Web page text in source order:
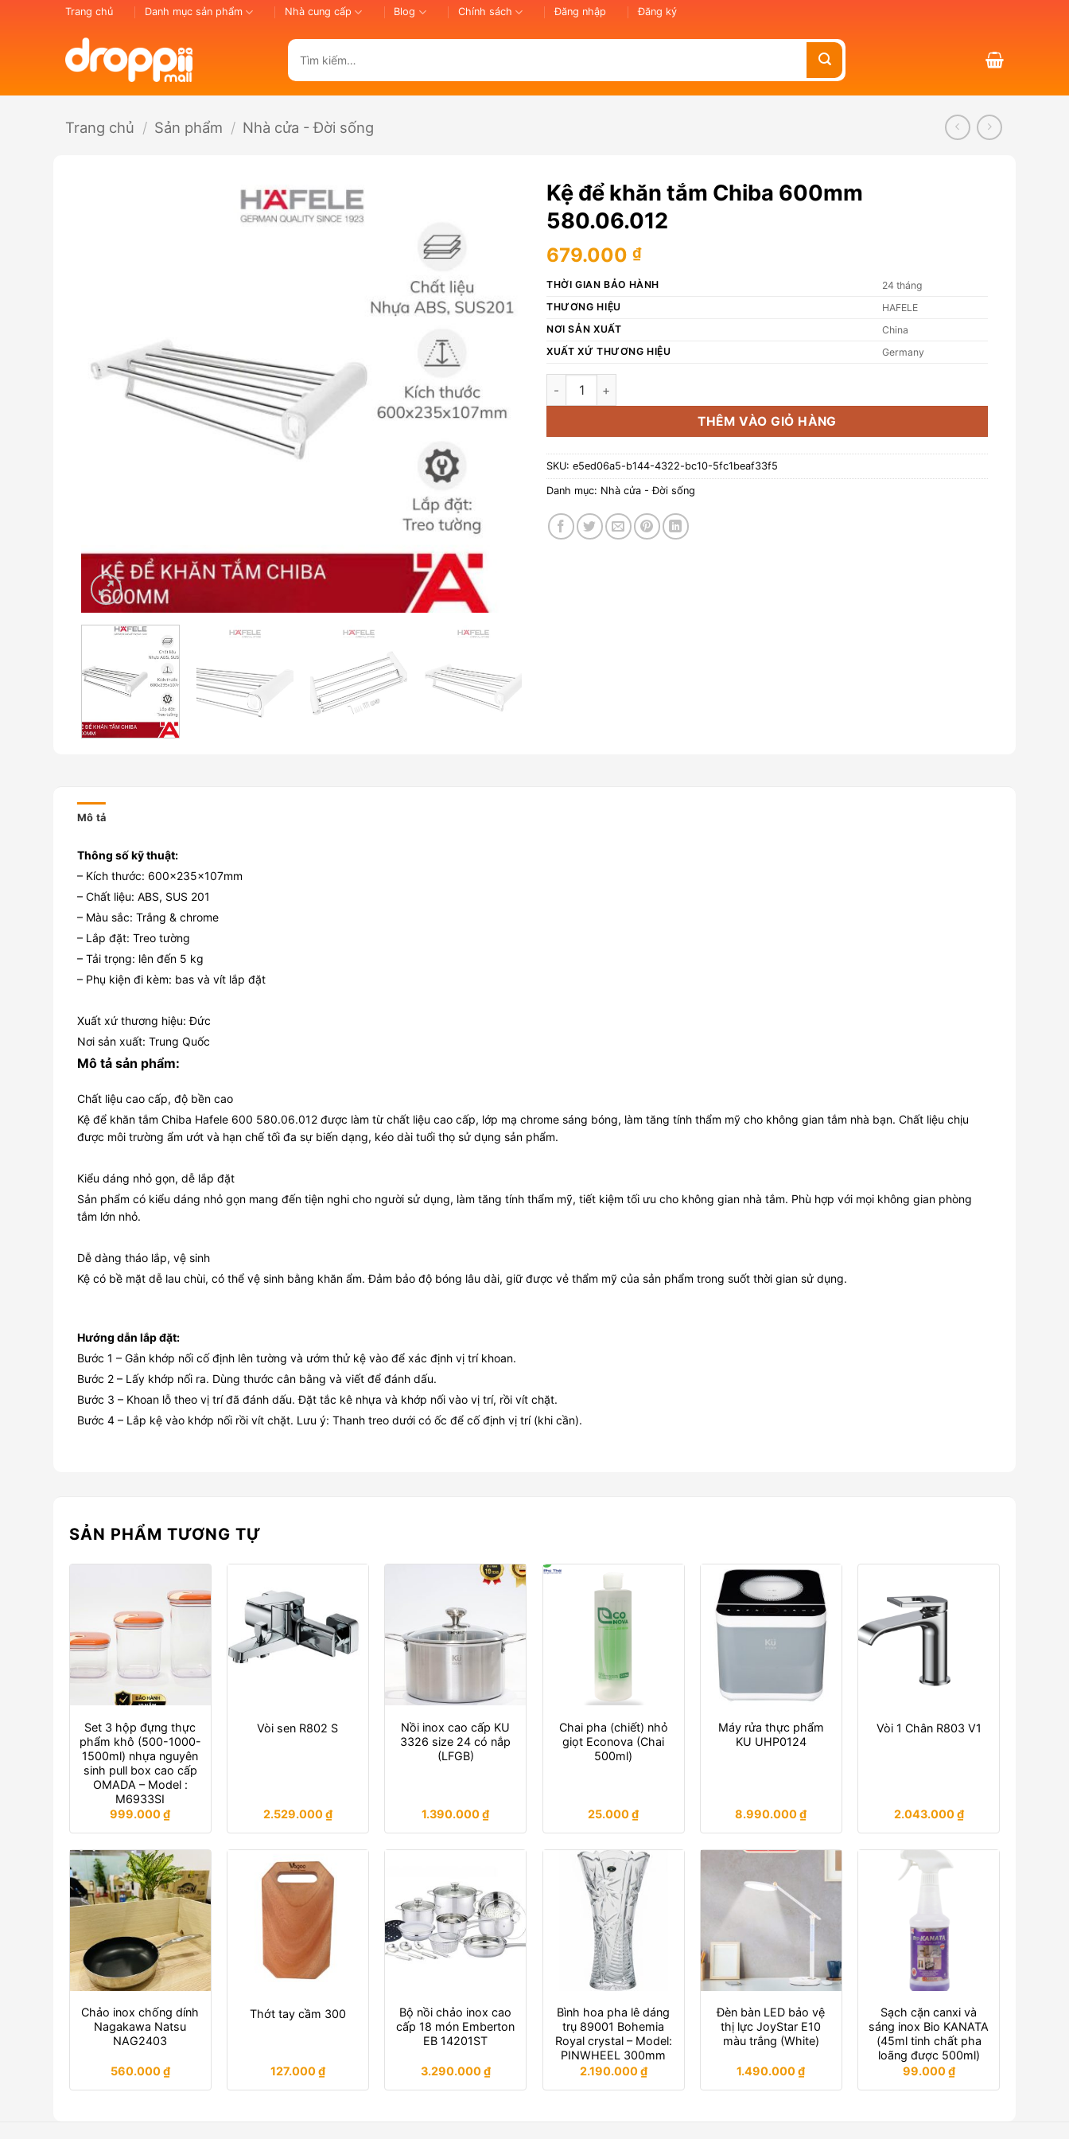
Trang chủ Danh mục sản phẩm Nhà cung cấp Blog Chính sách Đăng nhập Đăng ký
kiếm:
Trang chủ / Sản phẩm / Nhà cửa - Đời sống
Kệ để khăn tắm Chiba 600mm
580.06.012
679.000 ₫
THỜI GIAN BẢO HÀNH
24 tháng
THƯƠNG HIỆU
HAFELE
NƠI SẢN XUẤT
China
XUẤT XỨ THƯƠNG HIỆU
Germany
Kệ để khăn tắm Chiba 600mm 580.06.012 số lượng
THÊM VÀO GIỎ HÀNG
SKU: e5ed06a5-b144-4322-bc10-5fc1beaf33f5
Danh mục: Nhà cửa - Đời sống
Mô tả
Thông số kỹ thuật:
– Kích thước: 600x235x107mm
– Chất liệu: ABS, SUS 201
– Màu sắc: Trắng & chrome
– Lắp đặt: Treo tường
– Tải trọng: lên đến 5 kg
– Phụ kiện đi kèm: bas và vít lắp đặt
Xuất xứ thương hiệu: Đức
Nơi sản xuất: Trung Quốc
Mô tả sản phẩm:
Chất liệu cao cấp, độ bền cao
Kệ để khăn tắm Chiba Hafele 600 580.06.012 được làm từ chất liệu cao cấp, lớp mạ chrome sáng bóng, làm tăng tính thẩm mỹ cho không gian tắm nhà bạn. Chất liệu chịu
được môi trường ẩm ướt và hạn chế tối đa sự biến dạng, kéo dài tuổi thọ sử dụng sản phẩm.
Kiểu dáng nhỏ gọn, dễ lắp đặt
Sản phẩm có kiểu dáng nhỏ gọn mang đến tiện nghi cho người sử dụng, làm tăng tính thẩm mỹ, tiết kiệm tối ưu cho không gian nhà tắm. Phù hợp với mọi không gian phòng
tắm lớn nhỏ.
Dễ dàng tháo lắp, vệ sinh
Kệ có bề mặt dễ lau chùi, có thể vệ sinh bằng khăn ẩm. Đảm bảo độ bóng lâu dài, giữ được vẻ thẩm mỹ của sản phẩm trong suốt thời gian sử dụng.
Hướng dẫn lắp đặt:
Bước 1 – Gắn khớp nối cố định lên tường và ướm thử kệ vào để xác định vị trí khoan.
Bước 2 – Lấy khớp nối ra. Dùng thước cân bằng và viết để đánh dấu.
Bước 3 – Khoan lỗ theo vị trí đã đánh dấu. Đặt tắc kê nhựa và khớp nối vào vị trí, rồi vít chặt.
Bước 4 – Lắp kệ vào khớp nối rồi vít chặt. Lưu ý: Thanh treo dưới có ốc để cố định vị trí (khi cần).
SẢN PHẨM TƯƠNG TỰ
Set 3 hộp đựng thực
phẩm khô (500-1000-
1500ml) nhựa nguyên
sinh pull box cao cấp
OMADA – Model :
M6933SI
999.000₫
Vòi sen R802 S
2.529.000₫
Nồi inox cao cấp KU
3326 size 24 có nắp
(LFGB)
1.390.000₫
Chai pha (chiết) nhỏ
giọt Econova (Chai
500ml)
25.000₫
Máy rửa thực phẩm
KU UHP0124
8.990.000₫
Vòi 1 Chân R803 V1
2.043.000₫
Chảo inox chống dính
Nagakawa Natsu
NAG2403
560.000₫
Thớt tay cầm 300
127.000₫
Bộ nồi chảo inox cao
cấp 18 món Emberton
EB 14201ST
3.290.000₫
Bình hoa pha lê dáng
trụ 89001 Bohemia
Royal crystal – Model:
PINWHEEL 300mm
2.190.000₫
Đèn bàn LED bảo vệ
thị lực JoyStar E10
màu trắng (White)
1.490.000₫
Sạch cặn canxi và
sáng inox Bio KANATA
(45ml tinh chất pha
loãng được 500ml)
99.000₫